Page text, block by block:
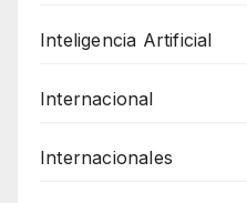
Inteligencia Artificial
Internacional
Internacionales